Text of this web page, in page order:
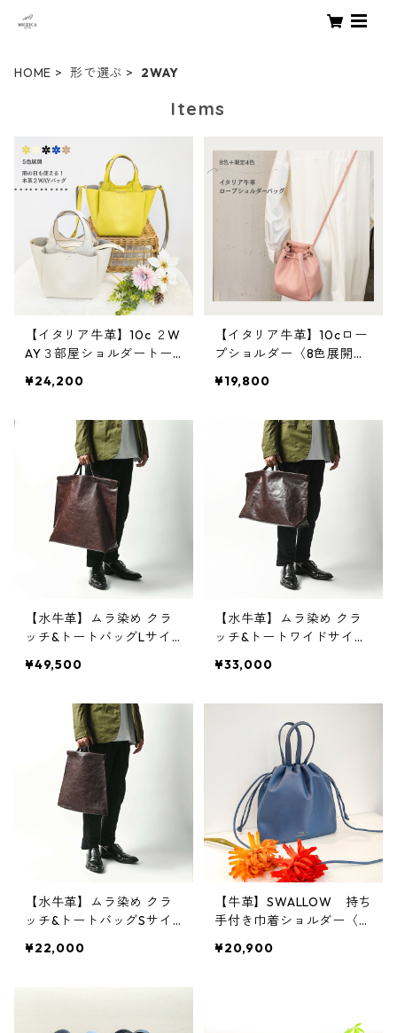
HOME 形で選ぶ 2WAY
Items
【イタリア牛革】10c ２W
AY３部屋ショルダートー
タリアンレザー 本革 カ
グ M3038
¥24,200
【イタリア牛革】10cロー
プショルダー〈8色展開＋
革 軽い 本革 カラフ
¥19,800
【水牛革】ムラ染め クラ
ッチ&トートバッグLサイ
グ A4収納 軽い W30
¥49,500
【水牛革】ムラ染め クラ
ッチ&トートワイドサイ
グ A4収納 軽い W30
¥33,000
【水牛革】ムラ染め クラ
ッチ&トートバッグSサイ
グ A4収納 軽い W30
¥22,000
【牛革】SWALLOW 持ち
手付き巾着ショルダー〈3
ザーバッグ M4112
¥20,900